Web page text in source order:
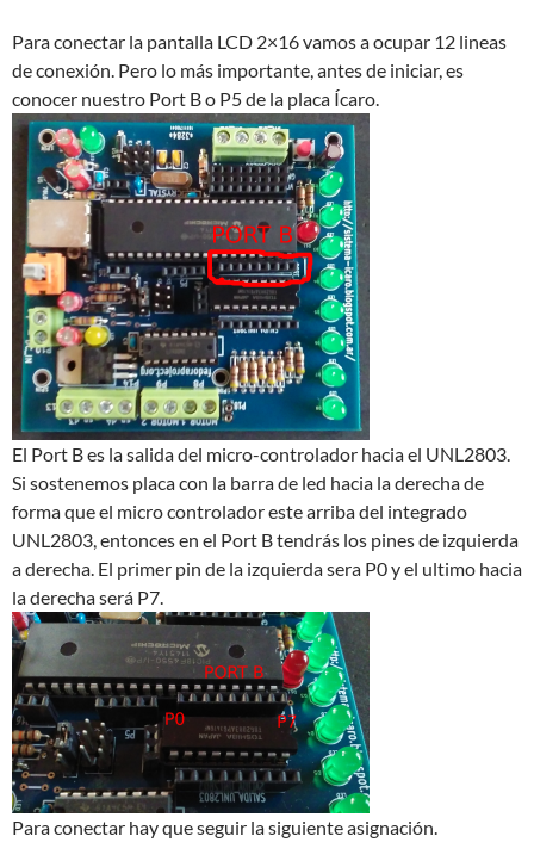
Para conectar la pantalla LCD 2×16 vamos a ocupar 12 lineas
de conexión. Pero lo más importante, antes de iniciar, es
conocer nuestro Port B o P5 de la placa Ícaro.
El Port B es la salida del micro-controlador hacia el UNL2803.
Si sostenemos placa con la barra de led hacia la derecha de
forma que el micro controlador este arriba del integrado
UNL2803, entonces en el Port B tendrás los pines de izquierda
a derecha. El primer pin de la izquierda sera P0 y el ultimo hacia
la derecha será P7.
Para conectar hay que seguir la siguiente asignación.